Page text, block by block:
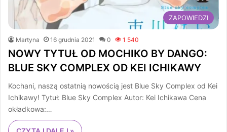
ZAPOWIEDZI
Martyna 16 grudnia 2021 0 1 540
NOWY TYTUŁ OD MOCHIKO BY DANGO:
BLUE SKY COMPLEX OD KEI ICHIKAWY
Kochani, naszą ostatnią nowością jest Blue Sky Complex od Kei
Ichikawy! Tytuł: Blue Sky Complex Autor: Kei Ichikawa Cena
okładkowa:…